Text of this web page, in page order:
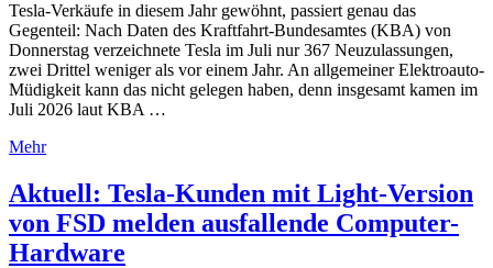
Tesla-Verkäufe in diesem Jahr gewöhnt, passiert genau das
Gegenteil: Nach Daten des Kraftfahrt-Bundesamtes (KBA) von
Donnerstag verzeichnete Tesla im Juli nur 367 Neuzulassungen,
zwei Drittel weniger als vor einem Jahr. An allgemeiner Elektroauto-
Müdigkeit kann das nicht gelegen haben, denn insgesamt kamen im
Juli 2026 laut KBA …
Mehr
Aktuell: Tesla-Kunden mit Light-Version
von FSD melden ausfallende Computer-
Hardware